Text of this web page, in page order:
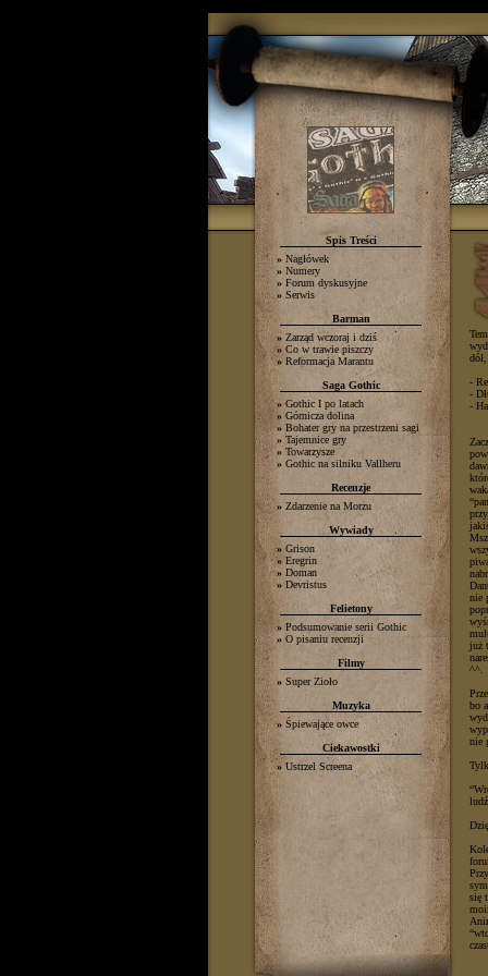
Spis Treści
» Nagłówek
» Numery
» Forum dyskusyjne
» Serwis
Barman
» Zarząd wczoraj i dziś
» Co w trawie piszczy
» Reformacja Marantu
Saga Gothic
» Gothic I po latach
» Górnicza dolina
» Bohater gry na przestrzeni sagi
» Tajemnice gry
» Towarzysze
» Gothic na silniku Vallheru
Recenzje
» Zdarzenie na Morzu
Wywiady
» Grison
» Eregrin
» Doman
» Devristus
Felietony
» Podsumowanie serii Gothic
» O pisaniu recenzji
Filmy
» Super Zioło
Muzyka
» Śpiewające owce
Ciekawostki
» Ustrzel Screena
-
-
-
nie
już
^^.
bo
nie
się